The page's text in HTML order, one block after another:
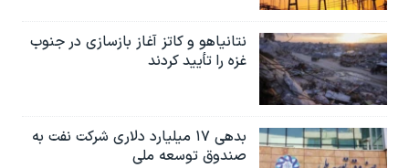
نتانیاهو و کاتز آغاز بازسازی در جنوب
غزه را تأیید کردند
بدهی ۱۷ میلیارد دلاری شرکت نفت به
صندوق توسعه ملی